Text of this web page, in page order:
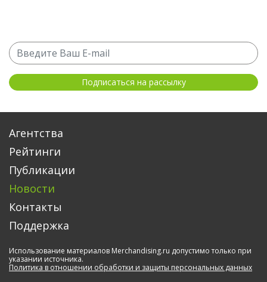
Агентства
Рейтинги
Публикации
Новости
Контакты
Поддержка
Использование материалов Merchandising.ru допустимо только при
указании источника.
Политика в отношении обработки и защиты персональных данных